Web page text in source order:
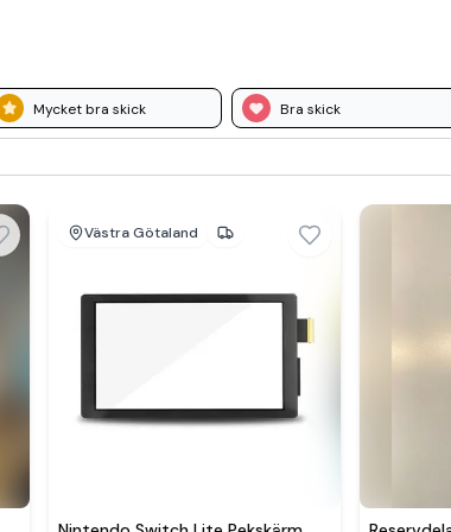
Mycket bra skick Bra skick
Västra Götaland